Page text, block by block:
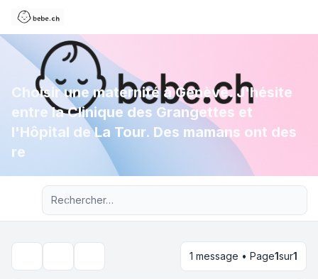
Choisir une maternité à Genève. J'hésite
entre la Clinique des Grangettes et
l'Hôpital de La Tour. Des mamans ont des
re
Recherche avancée
1 message • Page1sur1